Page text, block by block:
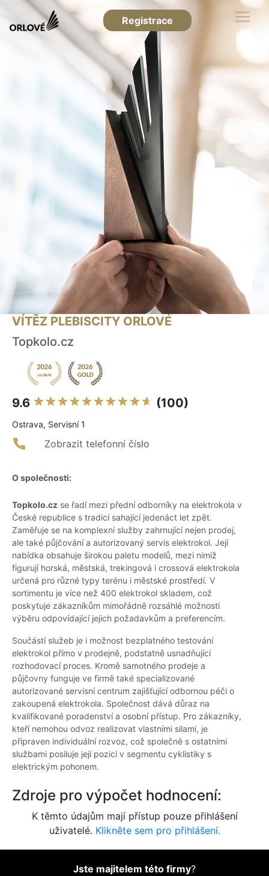
Registrace
VÍTĚZ PLEBISCITY ORLOVÉ
Topkolo.cz
9.6 (100)
Ostrava, Servisní 1
Zobrazit telefonní číslo
O společnosti:
Topkolo.cz se řadí mezi přední odborníky na elektrokola v
České republice s tradicí sahající jedenáct let zpět.
Zaměřuje se na komplexní služby zahrnující nejen prodej,
ale také půjčování a autorizovaný servis elektrokol. Její
nabídka obsahuje širokou paletu modelů, mezi nimiž
figurují horská, městská, trekingová i crossová elektrokola
určená pro různé typy terénu i městské prostředí. V
sortimentu je více než 400 elektrokol skladem, což
poskytuje zákazníkům mimořádně rozsáhlé možnosti
výběru odpovídající jejich požadavkům a preferencím.
Součástí služeb je i možnost bezplatného testování
elektrokol přímo v prodejně, podstatně usnadňující
rozhodovací proces. Kromě samotného prodeje a
půjčovny funguje ve firmě také specializované
autorizované servisní centrum zajišťující odbornou péči o
zakoupená elektrokola. Společnost dává důraz na
kvalifikované poradenství a osobní přístup. Pro zákazníky,
kteří nemohou odvoz realizovat vlastními silami, je
připraven individuální rozvoz, což společně s ostatními
službami posiluje její pozici v segmentu cyklistiky s
elektrickým pohonem.
Zdroje pro výpočet hodnocení:
K těmto údajům mají přístup pouze přihlášení
uživatelé. Klikněte sem pro přihlášení.
Jste majitelem této firmy?